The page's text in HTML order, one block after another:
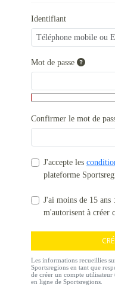
Identifiant
Mot de passe
Confirmer le mot de
J'accepte les
plateforme
J'ai moins de 15 ans
m'autorisent à créer
Les informations recueillies
Sportsregions en tant que
de créer un compte utilisateur
en ligne de Sportsregions.